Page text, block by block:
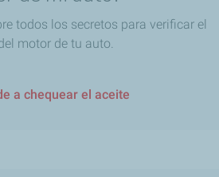
todos los secretos para verificar el
motor de tu auto.
a chequear el aceite